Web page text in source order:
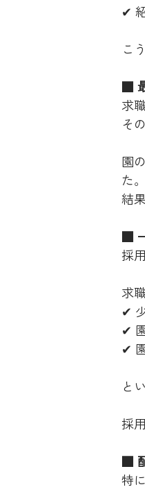
✔
こ
■
求
そ
園
た。
結
■
採
求
✔
✔
✔
と
採
■
特